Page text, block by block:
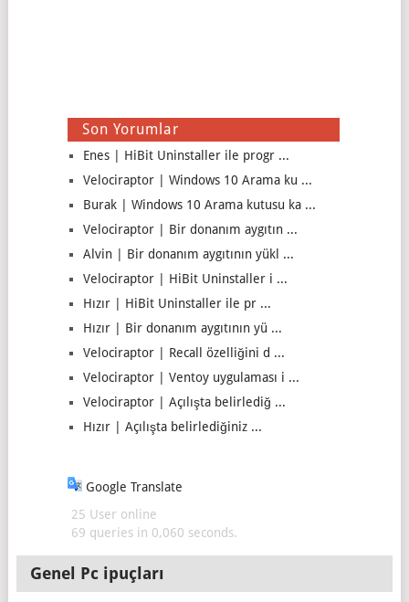
Son Yorumlar
Enes | HiBit Uninstaller ile progr ...
Velociraptor | Windows 10 Arama ku ...
Burak | Windows 10 Arama kutusu ka ...
Velociraptor | Bir donanım aygıtın ...
Alvin | Bir donanım aygıtının yükl ...
Velociraptor | HiBit Uninstaller i ...
Hızır | HiBit Uninstaller ile pr ...
Hızır | Bir donanım aygıtının yü ...
Velociraptor | Recall özelliğini d ...
Velociraptor | Ventoy uygulaması i ...
Velociraptor | Açılışta belirlediğ ...
Hızır | Açılışta belirlediğiniz ...
Google Translate
25 User online
69 queries in 0,060 seconds.
Genel Pc ipuçları